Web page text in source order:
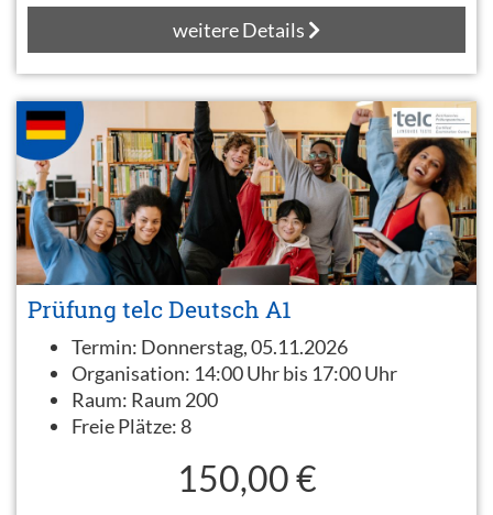
weitere Details
Prüfung telc Deutsch A1
Termin: Donnerstag, 05.11.2026
Organisation: 14:00 Uhr bis 17:00 Uhr
Raum: Raum 200
Freie Plätze: 8
150,00 €